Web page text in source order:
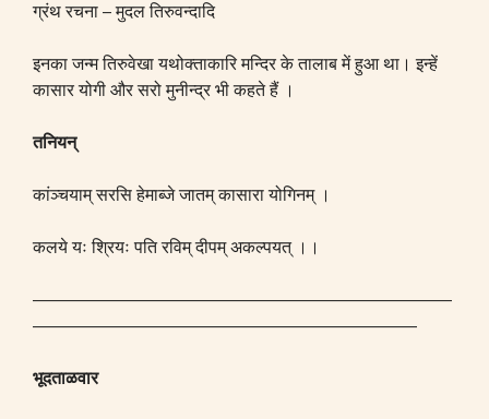
ग्रंथ रचना – मुदल तिरुवन्दादि
इनका जन्म तिरुवेखा यथोक्ताकारि मन्दिर के तालाब में हुआ था। इन्हें
कासार योगी और सरो मुनीन्द्र भी कहते हैं ।
तनियन्
कांञ्चयाम् सरसि हेमाब्जे जातम् कासारा योगिनम् ।
कलये यः श्रियः पति रविम् दीपम् अकल्पयत् ।।
————————————————————————
——————————————————————
भूदताळवार